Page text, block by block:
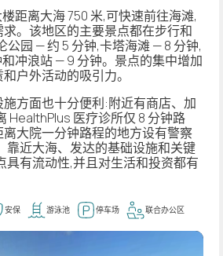
距离大海 750 米,可快速前往海滩,
。该地区的主要景点都在步行和
公园 — 约 5 分钟,卡塔海滩 — 8 分钟,
冲浪站 — 9 分钟。景点的集中增加
户外活动的吸引力。
方面也十分便利:附近有商店、加
HealthPlus 医疗诊所仅 8 分钟路
大院一分钟路程的地方设有警察
靠近大海、发达的基础设施和关键
具有流动性,并且对生活和投资都有
安保 游泳池 停车场 联合办公区